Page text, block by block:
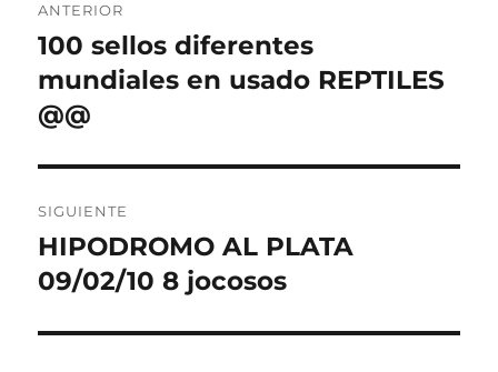
de
entradas
ANTERIOR
Entrada
anterior:
100 sellos diferentes
mundiales en usado REPTILES
@@
SIGUIENTE
Entrada
siguiente:
HIPODROMO AL PLATA
09/02/10 8 jocosos